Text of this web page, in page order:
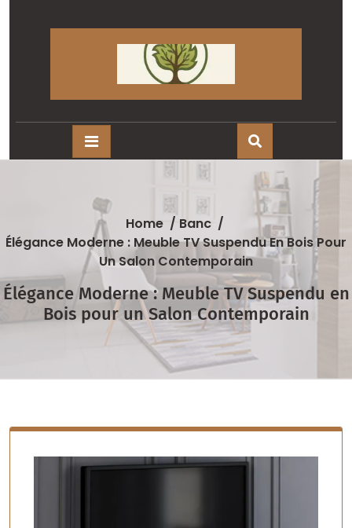
Home/ Banc/
Élégance Moderne : Meuble TV Suspendu En Bois Pour
Un Salon Contemporain
Élégance Moderne : Meuble TV Suspendu en
Bois pour un Salon Contemporain